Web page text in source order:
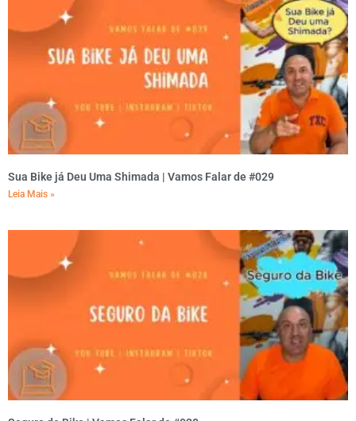
Sua Bike já Deu Uma Shimada | Vamos Falar de #029
Leia Mais »